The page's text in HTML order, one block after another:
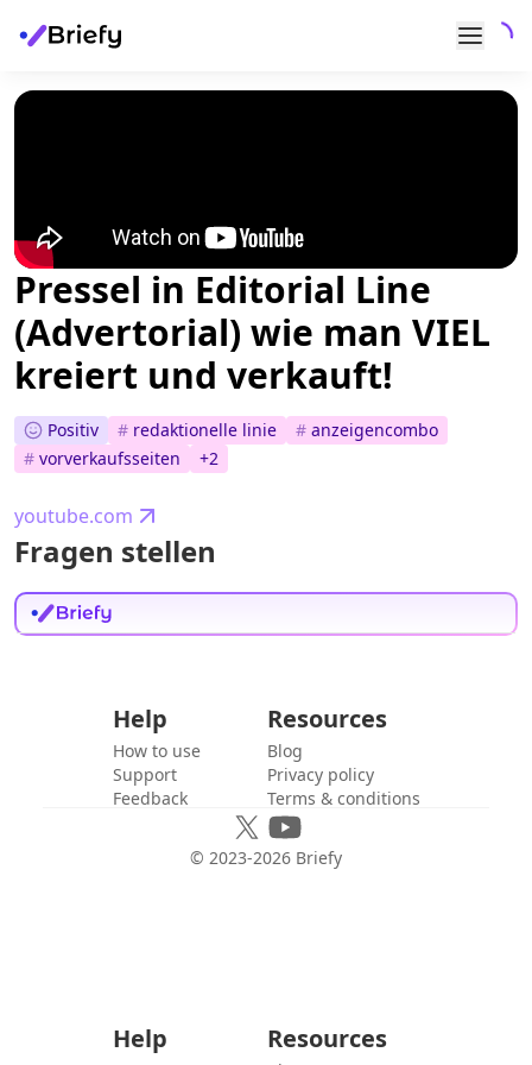
Pressel in Editorial Line
(Advertorial) wie man VIEL
kreiert und verkauft!
Positiv # redaktionelle linie # anzeigencombo
# vorverkaufsseiten +2
youtube.com
Fragen stellen
Help
How to use
Support
Feedback
Resources
Blog
Privacy policy
Terms & conditions
© 2023-2026 Briefy
Help Resources